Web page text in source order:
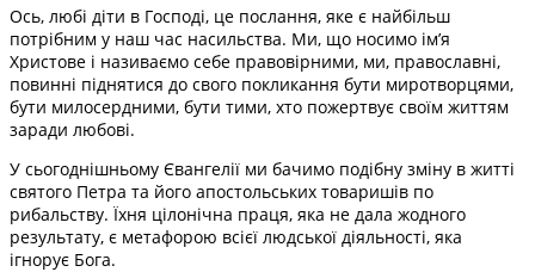
Ось, любі діти в Господі, це послання, яке є найбільш
потрібним у наш час насильства. Ми, що носимо ім’я
Христове і називаємо себе правовірними, ми, православні,
повинні піднятися до свого покликання бути миротворцями,
бути милосердними, бути тими, хто пожертвує своїм життям
заради любові.
У сьогоднішньому Євангелії ми бачимо подібну зміну в житті
святого Петра та його апостольських товаришів по
рибальству. Їхня цілонічна праця, яка не дала жодного
результату, є метафорою всієї людської діяльності, яка
ігнорує Бога.